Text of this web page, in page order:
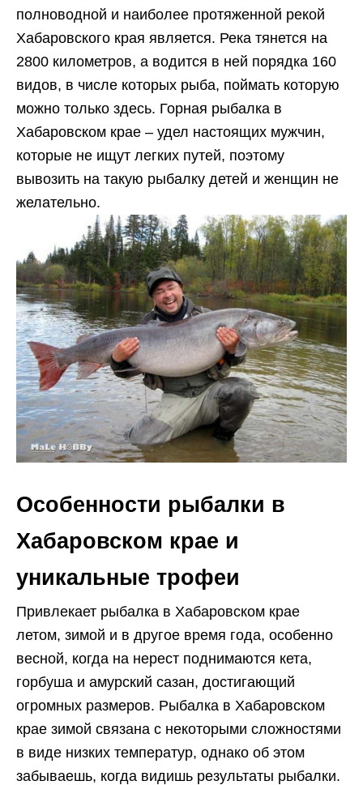
полноводной и наиболее протяженной рекой
Хабаровского края является. Река тянется на
2800 километров, а водится в ней порядка 160
видов, в числе которых рыба, поймать которую
можно только здесь. Горная рыбалка в
Хабаровском крае – удел настоящих мужчин,
которые не ищут легких путей, поэтому
вывозить на такую рыбалку детей и женщин не
желательно.
Особенности рыбалки в
Хабаровском крае и
уникальные трофеи
Привлекает рыбалка в Хабаровском крае
летом, зимой и в другое время года, особенно
весной, когда на нерест поднимаются кета,
горбуша и амурский сазан, достигающий
огромных размеров. Рыбалка в Хабаровском
крае зимой связана с некоторыми сложностями
в виде низких температур, однако об этом
забываешь, когда видишь результаты рыбалки.